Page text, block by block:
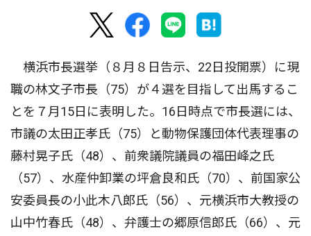
横浜市長選挙（８月８日告示、22日投開票）に現
職の林文子市長（75）が４選を目指して出馬するこ
とを７月15日に表明した。16日時点で市長選には、
市議の太田正孝氏（75）と動物保護団体代表理事の
藤村晃子氏（48）、前衆議院議員の福田峰之氏
（57）、水産仲卸業の坪倉良和氏（70）、前国家公
安委員長の小此木八郎氏（56）、元横浜市大教授の
山中竹春氏（48）、弁護士の郷原信郎氏（66）、元